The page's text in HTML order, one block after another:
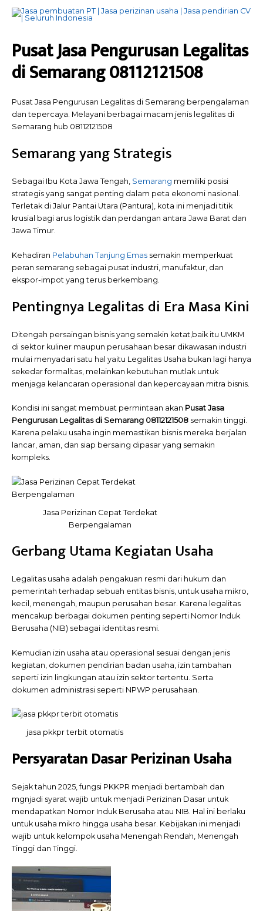
Pusat Jasa Pengurusan Legalitas
di Semarang 08112121508
Pusat Jasa Pengurusan Legalitas di Semarang berpengalaman
dan tepercaya. Melayani berbagai macam jenis legalitas di
Semarang hub 08112121508
Semarang yang Strategis
Sebagai Ibu Kota Jawa Tengah, Semarang memiliki posisi
strategis yang sangat penting dalam peta ekonomi nasional.
Terletak di Jalur Pantai Utara (Pantura), kota ini menjadi titik
krusial bagi arus logistik dan perdangan antara Jawa Barat dan
Jawa Timur.
Kehadiran Pelabuhan Tanjung Emas semakin memperkuat
peran semarang sebagai pusat industri, manufaktur, dan
ekspor-impot yang terus berkembang.
Pentingnya Legalitas di Era Masa Kini
Ditengah persaingan bisnis yang semakin ketat,baik itu UMKM
di sektor kuliner maupun perusahaan besar dikawasan industri
mulai menyadari satu hal yaitu Legalitas Usaha bukan lagi hanya
sekedar formalitas, melainkan kebutuhan mutlak untuk
menjaga kelancaran operasional dan kepercayaan mitra bisnis.
Kondisi ini sangat membuat permintaan akan Pusat Jasa
Pengurusan Legalitas di Semarang 08112121508 semakin tinggi.
Karena pelaku usaha ingin memastikan bisnis mereka berjalan
lancar, aman, dan siap bersaing dipasar yang semakin
kompleks.
Jasa Perizinan Cepat Terdekat
Berpengalaman
Gerbang Utama Kegiatan Usaha
Legalitas usaha adalah pengakuan resmi dari hukum dan
pemerintah terhadap sebuah entitas bisnis, untuk usaha mikro,
kecil, menengah, maupun perusahan besar. Karena legalitas
mencakup berbagai dokumen penting seperti Nomor Induk
Berusaha (NIB) sebagai identitas resmi.
Kemudian izin usaha atau operasional sesuai dengan jenis
kegiatan, dokumen pendirian badan usaha, izin tambahan
seperti izin lingkungan atau izin sektor tertentu. Serta
dokumen administrasi seperti NPWP perusahaan.
jasa pkkpr terbit otomatis
Persyaratan Dasar Perizinan Usaha
Sejak tahun 2025, fungsi PKKPR menjadi bertambah dan
mgnjadi syarat wajib untuk menjadi Perizinan Dasar untuk
mendapatkan Nomor Induk Berusaha atau NIB. Hal ini berlaku
untuk usaha mikro hingga usaha besar. Kebijakan ini menjadi
wajib untuk kelompok usaha Menengah Rendah, Menengah
Tinggi dan Tinggi.